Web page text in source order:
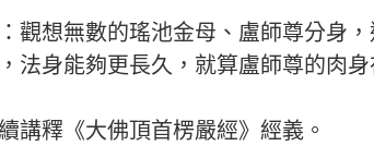
觀想無數的瑤池金母、盧師尊分身
法身能夠更長久，就算盧師尊的肉
講釋《大佛頂首楞嚴經》經義。